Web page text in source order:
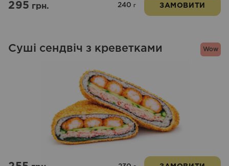
295грн. 240 г ЗАМОВИТИ
Wow
Суші сендвіч з креветками